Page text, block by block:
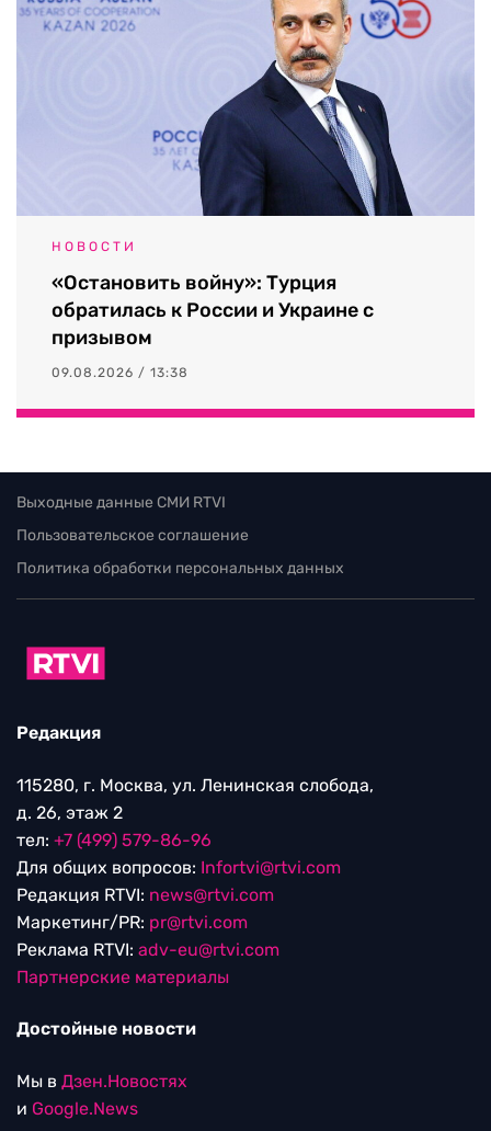
НОВОСТИ
«Остановить войну»: Турция
обратилась к России и Украине с
призывом
09.08.2026 / 13:38
Выходные данные СМИ RTVI
Пользовательское соглашение
Политика обработки персональных данных
Редакция
115280, г. Москва, ул. Ленинская слобода,
д. 26, этаж 2
тел: +7 (499) 579-86-96
Для общих вопросов: Infortvi@rtvi.com
Редакция RTVI: news@rtvi.com
Маркетинг/PR: pr@rtvi.com
Реклама RTVI: adv-eu@rtvi.com
Партнерские материалы
Достойные новости
Мы в Дзен.Новостях
и Google.News